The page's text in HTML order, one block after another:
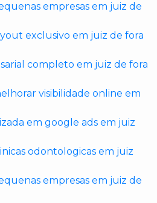
empresas em juiz de
exclusivo em juiz de fora
completo em juiz de fora
visibilidade online em
em google ads em juiz
odontologicas em juiz
empresas em juiz de